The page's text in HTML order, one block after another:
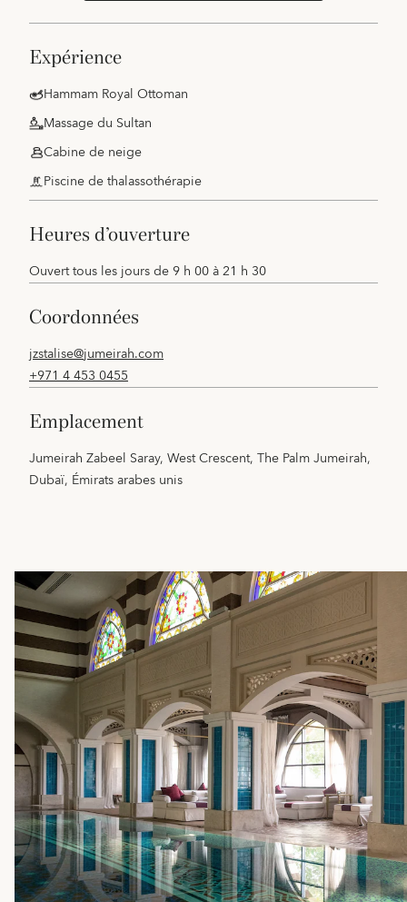
expérience
Hammam Royal Ottoman
Massage du Sultan
Cabine de neige
Piscine de thalassothérapie
heures d’ouverture
Ouvert tous les jours de 9 h 00 à 21 h 30
coordonnées
jzstalise@jumeirah.com
+971 4 453 0455
emplacement
Jumeirah Zabeel Saray, West Crescent, The Palm Jumeirah,
Dubaï, Émirats arabes unis